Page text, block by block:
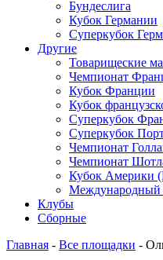
Бундеслига
Кубок Германии
Суперкубок
Другие
Товарищеские
Чемпионат
Кубок Франции
Кубок
Суперкубок
Суперкубок
Чемпионат
Чемпионат
Кубок Америки
Международный
Клубы
Сборные
Главная - Все площадки -